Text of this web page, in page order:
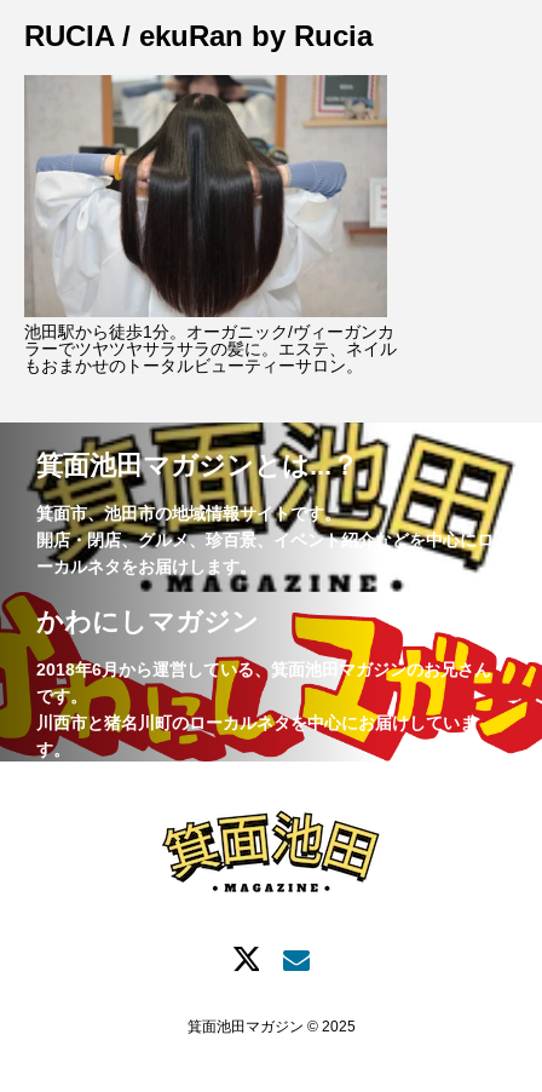
RUCIA / ekuRan by Rucia
池田駅から徒歩1分。オーガニック/ヴィーガンカ
ラーでツヤツヤサラサラの髪に。エステ、ネイル
もおまかせのトータルビューティーサロン。
箕面池田マガジンとは...？
箕面市、池田市の地域情報サイトです。
開店・閉店、グルメ、珍百景、イベント紹介などを中心にロ
ーカルネタをお届けします。
かわにしマガジン
2018年6月から運営している、箕面池田マガジンのお兄さん
です。
川西市と猪名川町のローカルネタを中心にお届けしていま
す。
箕面池田マガジン © 2025